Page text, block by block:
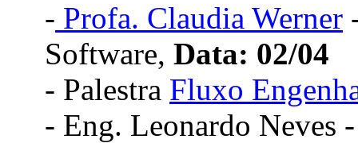
- Profa. Claudia Werner
Software, Data: 02/04
- Palestra Fluxo
- Eng. Leonardo Neves